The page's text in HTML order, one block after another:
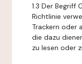
1.3 Der Begriff
Richtlinie
Trackern oder
die dazu
zu lesen oder